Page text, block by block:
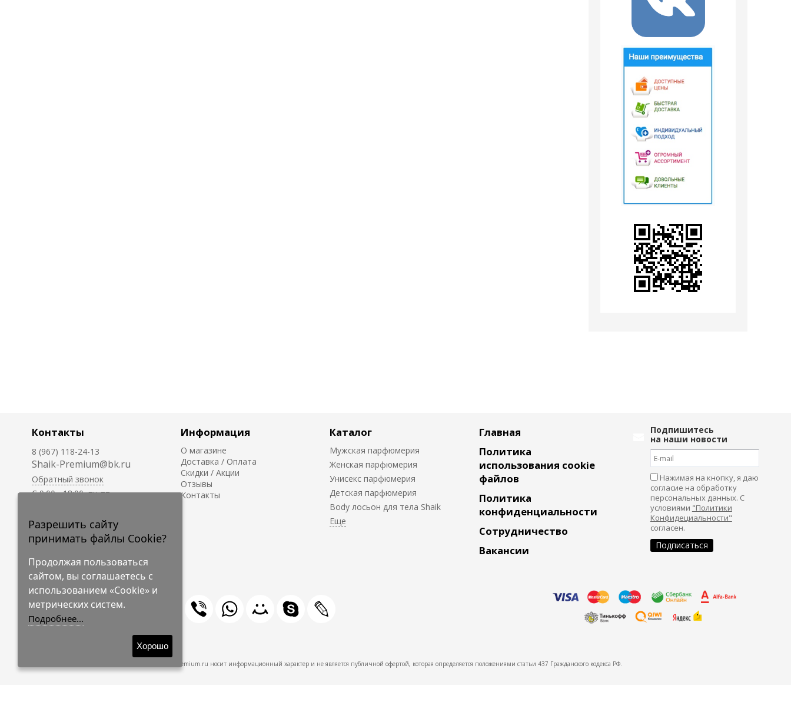
Контакты
8 (967) 118-24-13
Shaik-Premium@bk.ru
Обратный звонок
C 9:00 - 18:00, пн-пт
круглосуточно.
Информация
О магазине
Доставка / Оплата
Скидки / Акции
Отзывы
Контакты
Каталог
Мужская парфюмерия
Женская парфюмерия
Унисекс парфюмерия
Детская парфюмерия
Body лосьон для тела Shaik
Главная
Политика
использования cookie
файлов
Политика
конфиденциальности
Сотрудничество
Вакансии
Подпишитесь
на наши новости
Нажимая на кнопку, я даю
согласие на обработку
персональных данных. С
условиями "Политики
Конфидециальности"
согласен.
© 2009-2026 Shaik-Premium
Shaik-Premium.ru носит информационный характер и не является публичной офертой, которая определяется положениями статьи 437 Гражданского кодекса РФ.
Разрешить сайту
принимать файлы Cookie?
Продолжая пользоваться
сайтом, вы соглашаетесь с
использованием «Cookie» и
метрических систем.
Подробнее...
Хорошо